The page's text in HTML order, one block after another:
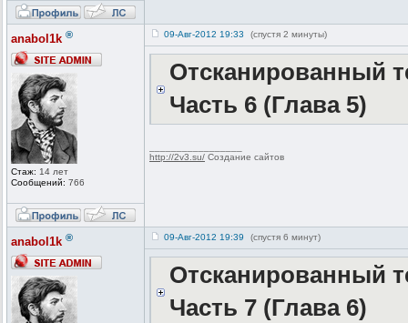
anabol1k ®
Стаж: 14 лет
Сообщений: 766
09-Авг-2012 19:33 (спустя 2 минуты)
Отсканированный
Часть 6 (Глава 5)
http://2v3.su/ Создание сайтов
anabol1k ® 09-Авг-2012 19:39 (спустя 6 минут)
Отсканированный
Часть 7 (Глава 6)